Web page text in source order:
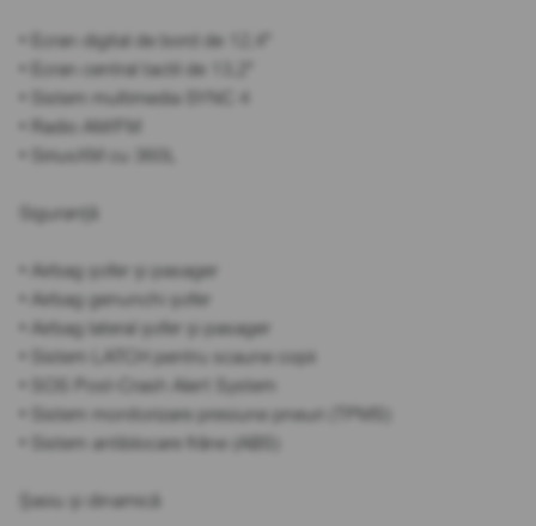
• Ecran digital de bord de 12,4"
• Ecran central tactil de 13,2"
• Sistem multimedia SYNC 4
• Radio AM/FM
• SiriusXM cu 360L
Siguranță
• Airbag șofer și pasager
• Airbag genunchi șofer
• Airbag lateral șofer și pasager
• Sistem LATCH pentru scaune copii
• SOS Post-Crash Alert System
• Sistem monitorizare presiune pneuri (TPMS)
• Sistem antiblocare frâne (ABS)
Șasiu și dinamică